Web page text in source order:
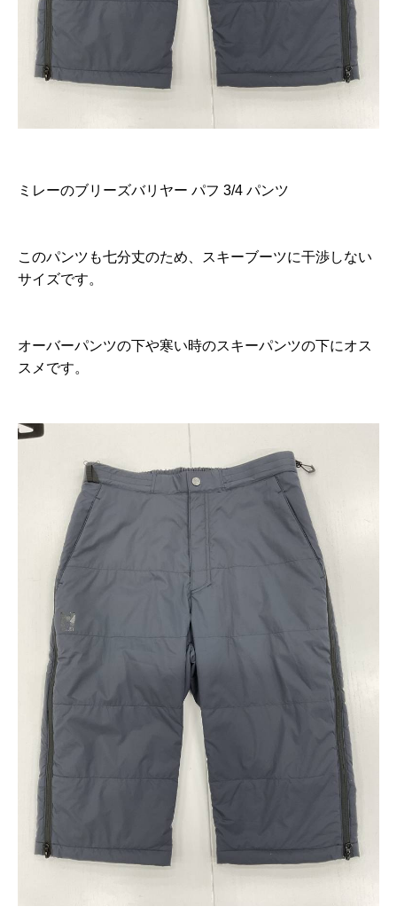
ミレーのブリーズバリヤー パフ 3/4 パンツ
このパンツも七分丈のため、スキーブーツに干渉しない
サイズです。
オーバーパンツの下や寒い時のスキーパンツの下にオス
スメです。